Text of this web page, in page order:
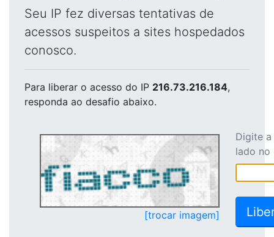
Seu IP fez diversas tentativas de
acessos suspeitos a sites hospedados
conosco.
Para liberar o acesso do IP 216.73.216.184,
responda ao desafio abaixo.
[trocar imagem]
Digite
lado no